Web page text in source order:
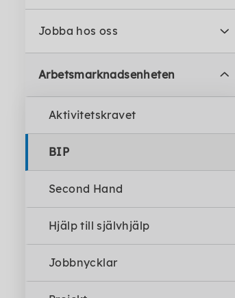
Jobba hos oss
Arbetsmarknadsenheten
Aktivitetskravet
BIP
Second Hand
Hjälp till självhjälp
Jobbnycklar